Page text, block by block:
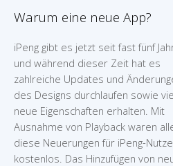
Warum eine neue App?
iPeng gibt es jetzt seit fast fünf
und während dieser Zeit hat es
zahlreiche Updates und
des Designs durchlaufen sowie
neue Eigenschaften erhalten. Mit
Ausnahme von Playback waren
diese Neuerungen für iPeng-
kostenlos. Das Hinzufügen von